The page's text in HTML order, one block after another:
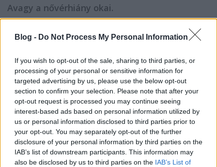
Blog - Do Not Process My Personal Information
If you wish to opt-out of the sale, sharing to third parties, or
processing of your personal or sensitive information for
targeted advertising by us, please use the below opt-out
section to confirm your selection. Please note that after your
opt-out request is processed you may continue seeing
interest-based ads based on personal information utilized by
us or personal information disclosed to third parties prior to
your opt-out. You may separately opt-out of the further
disclosure of your personal information by third parties on the
IAB’s list of downstream participants. This information may
also be disclosed by us to third parties on the IAB’s List of
Avagy a nővérhiány okai.
amier•2023. április 12. 0
szakrendelőben 7-kor nyit a labor, ezért mar
háromnegyedre odamentem, hogy benne legyek az
első százban. Ekkor kezdődtek a meglepetések.
Először is megtudtam, hogy a rendelő nyolckor nyit
— de nem baj, addig leülhetek. (E pillanattól
mindenki,…